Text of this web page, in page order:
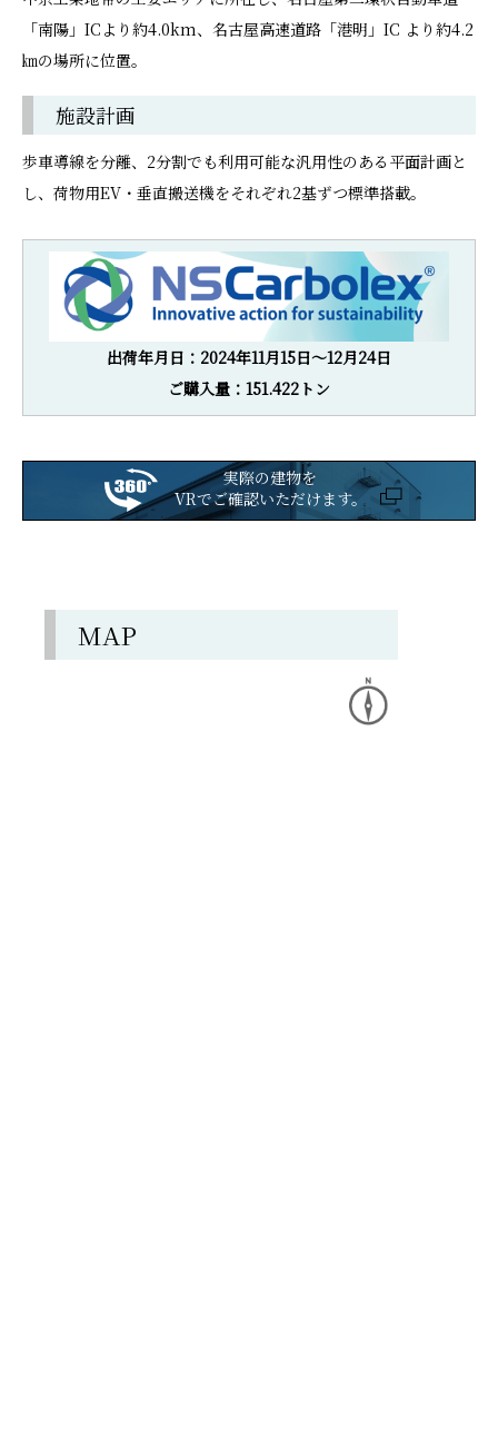
「南陽」ICより約4.0km、名古屋高速道路「港明」IC より約4.2
㎞の場所に位置。
施設計画
歩車導線を分離、2分割でも利用可能な汎用性のある平面計画と
し、荷物用EV・垂直搬送機をそれぞれ2基ずつ標準搭載。
出荷年月日：2024年11月15日～12月24日
ご購入量：151.422トン
実際の建物を
VRでご確認いただけます。
MAP